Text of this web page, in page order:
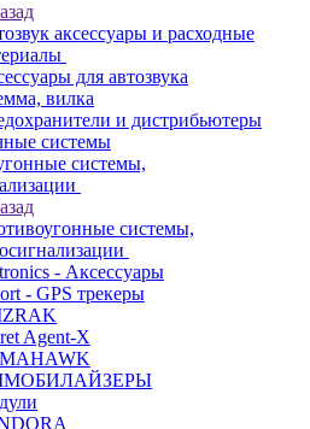
аксессуары и расходные
для автозвука
вилка
и дистрибьютеры
системы
системы,
системы,
- Аксессуары
- GPS трекеры
Agent-X